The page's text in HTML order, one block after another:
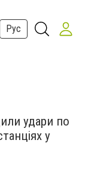
Рус
удари по
у